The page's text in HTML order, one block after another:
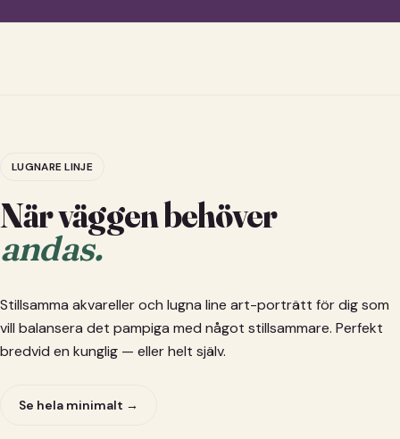
LUGNARE LINJE
När väggen behöver
andas.
Stillsamma akvareller och lugna line art-porträtt för dig som
vill balansera det pampiga med något stillsammare. Perfekt
bredvid en kunglig — eller helt själv.
Se hela minimalt →